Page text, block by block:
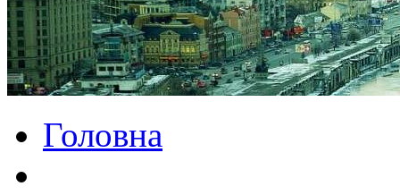
Головна